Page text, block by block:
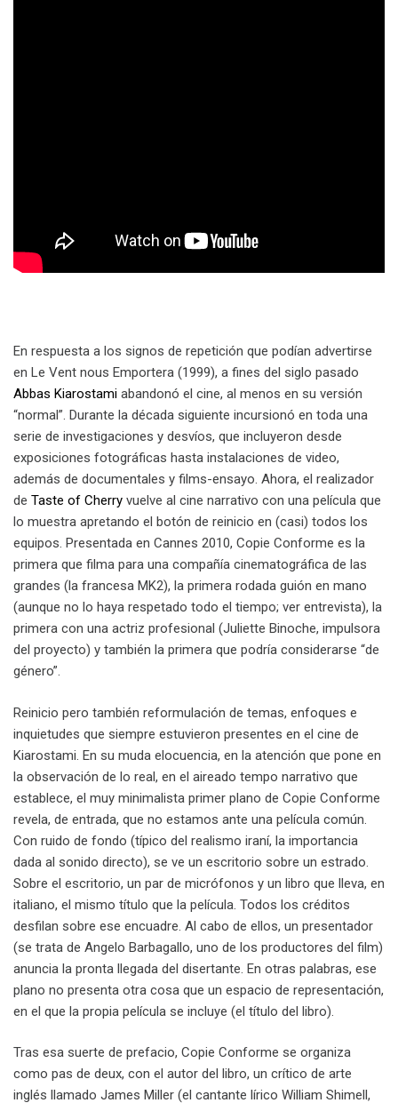
En respuesta a los signos de repetición que podían advertirse
en Le Vent nous Emportera (1999), a fines del siglo pasado
Abbas Kiarostami abandonó el cine, al menos en su versión
“normal”. Durante la década siguiente incursionó en toda una
serie de investigaciones y desvíos, que incluyeron desde
exposiciones fotográficas hasta instalaciones de video,
además de documentales y films-ensayo. Ahora, el realizador
de Taste of Cherry vuelve al cine narrativo con una película que
lo muestra apretando el botón de reinicio en (casi) todos los
equipos. Presentada en Cannes 2010, Copie Conforme es la
primera que filma para una compañía cinematográfica de las
grandes (la francesa MK2), la primera rodada guión en mano
(aunque no lo haya respetado todo el tiempo; ver entrevista), la
primera con una actriz profesional (Juliette Binoche, impulsora
del proyecto) y también la primera que podría considerarse “de
género”.
Reinicio pero también reformulación de temas, enfoques e
inquietudes que siempre estuvieron presentes en el cine de
Kiarostami. En su muda elocuencia, en la atención que pone en
la observación de lo real, en el aireado tempo narrativo que
establece, el muy minimalista primer plano de Copie Conforme
revela, de entrada, que no estamos ante una película común.
Con ruido de fondo (típico del realismo iraní, la importancia
dada al sonido directo), se ve un escritorio sobre un estrado.
Sobre el escritorio, un par de micrófonos y un libro que lleva, en
italiano, el mismo título que la película. Todos los créditos
desfilan sobre ese encuadre. Al cabo de ellos, un presentador
(se trata de Angelo Barbagallo, uno de los productores del film)
anuncia la pronta llegada del disertante. En otras palabras, ese
plano no presenta otra cosa que un espacio de representación,
en el que la propia película se incluye (el título del libro).
Tras esa suerte de prefacio, Copie Conforme se organiza
como pas de deux, con el autor del libro, un crítico de arte
inglés llamado James Miller (el cantante lírico William Shimell,